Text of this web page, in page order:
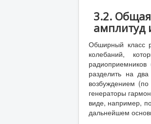
3.2. Общая
амплитуд
Обширный класс
колебаний,
разделить на
возбуждением
генераторы
виде, например,
дальнейшем